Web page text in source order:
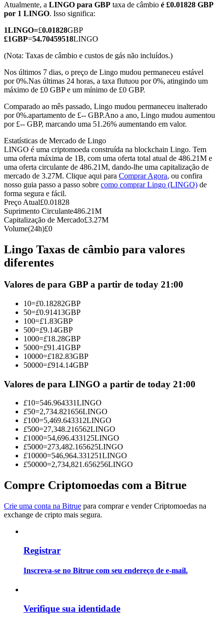
Derivativos de ações, câmbio, metais preciosos e commodities
Futuros de USDC
Futuros usando USDC como garantia
Copiar Trading
Torne-se um Trader de Cópias
Desfrute da partilha de lucros e comissões de copy trading
Informação
Guia
Atualmente, a LINGO para GBP taxa de câmbio é £0.01828 GBP
por 1 LINGO. Isso significa:
1LINGO=£0.01828GBP
£1GBP=54.70459518LINGO
(Nota: Taxas de câmbio e custos de gás não incluídos.)
Nos últimos 7 dias, o preço de Lingo mudou permaneceu estável
por 0%.Nas últimas 24 horas, a taxa flutuou por 0%, atingindo um
máximo de £0 GBP e um mínimo de £0 GBP.
Comparado ao mês passado, Lingo mudou permaneceu inalterado
por 0%.apartamento de £-- GBP.Ano a ano, Lingo mudou aumentou
por £-- GBP, marcando uma 51.26% aumentando em valor.
Estatísticas de Mercado de Lingo
LINGO é uma criptomoeda construída na blockchain Lingo. Tem
uma oferta máxima de 1B, com uma oferta total atual de 486.21M e
uma oferta circulante de 486.21M, dando-lhe uma capitalização de
mercado de 3.27M. Clique aqui para Comprar Agora, ou confira
nosso guia passo a passo sobre como comprar Lingo (LINGO) de
forma segura e fácil.
Preço Atual£0.01828
Suprimento Circulante486.21M
Capitalização de Mercado£3.27M
Volume(24h)£0
Lingo Taxas de câmbio para valores
diferentes
Valores de para GBP a partir de today 21:00
10=£0.18282GBP
50=£0.91413GBP
100=£1.83GBP
500=£9.14GBP
1000=£18.28GBP
5000=£91.41GBP
10000=£182.83GBP
50000=£914.14GBP
Valores de para LINGO a partir de today 21:00
£10=546.964331LINGO
£50=2,734.821656LINGO
£100=5,469.643312LINGO
£500=27,348.216562LINGO
£1000=54,696.433125LINGO
£5000=273,482.165625LINGO
£10000=546,964.331251LINGO
£50000=2,734,821.656256LINGO
Compre Criptomoedas com a Bitrue
Crie uma conta na Bitrue para comprar e vender Criptomoedas na
exchange de cripto mais segura.
Registrar
Inscreva-se no Bitrue com seu endereço de e-mail.
Verifique sua identidade